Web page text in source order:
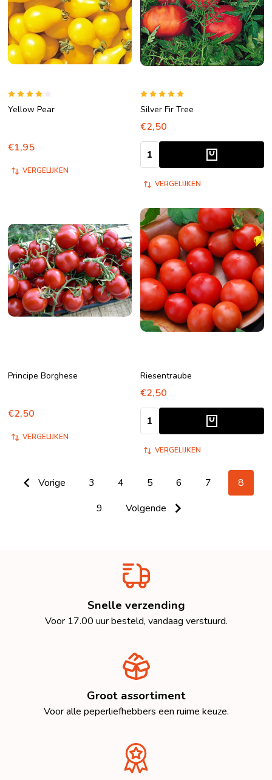
Yellow Pear
€1,95
VERGELIJKEN
Silver Fir Tree
€2,50
Aantal:
VERGELIJKEN
Principe Borghese
€2,50
VERGELIJKEN
Riesentraube
€2,50
Aantal:
VERGELIJKEN
Vorige 3 4 5 6 7
8
9
Volgende
Snelle verzending
Voor 17.00 uur besteld, vandaag verstuurd.
Groot assortiment
Voor alle peperliefhebbers een ruime keuze.